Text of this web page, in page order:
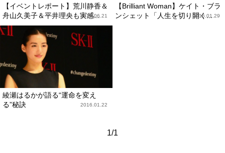
【イベントレポート】荒川静香＆
舟山久美子＆平井理央も実感...
2016.06.21
【Brilliant Woman】ケイト・ブラ
ンシェット「人生を切り開く...
2016.01.29
綾瀬はるかが語る“運命を変え
る”秘訣
2016.01.22
1/1